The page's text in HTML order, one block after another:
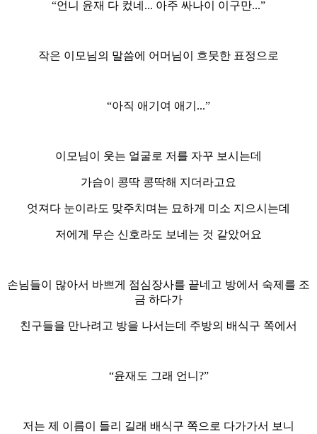
“언니 윤재 다 컸네... 아주 싸나이 이구만...”
작은 이모님의 말씀에 어머님이 흐뭇한 표정으로
“아직 애기여 애기...”
이모님이 웃는 얼굴로 저를 자꾸 보시는데
가슴이 콩딱 콩딱해 지더라고요
엇져다 눈이라도 맞주치며는 묘하게 미소 지으시는데
저에게 무슨 신호라도 보네는 것 같았어요
손님들이 많아서 바쁘게 점심장사를 끝네고 방에서 숙제를 조
금 하다가
친구들을 만나려고 방을 나서는데 주방의 배식구 쪽에서
“윤재도 그래 언니?”
저는 제 이름이 들리 길래 배식구 쪽으로 다가가서 보니